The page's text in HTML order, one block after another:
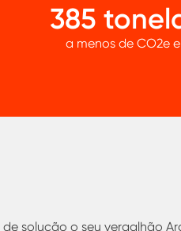
385
a menos de CO2e
solução o seu vergalhão